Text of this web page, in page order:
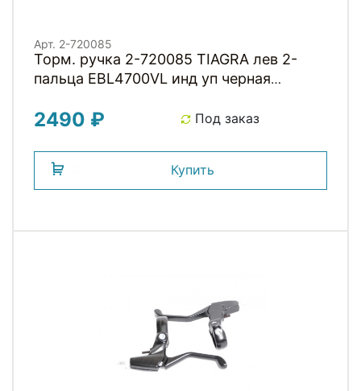
Арт. 2-720085
Торм. ручка 2-720085 TIAGRA лев 2-
пальца EBL4700VL инд уп черная
2490 ₽ Под заказ
Купить